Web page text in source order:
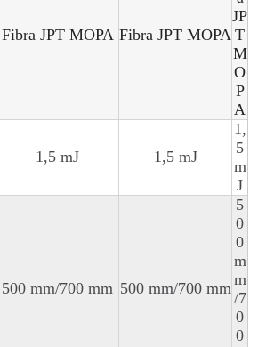
Fibra JPT MOPA Fibra JPT MOPA
JP
T
M
O
P
A
1,5 mJ 1,5 mJ
1,
5
m
J
500 mm/700 mm 500 mm/700 mm
5
0
0
m
m
/7
0
0